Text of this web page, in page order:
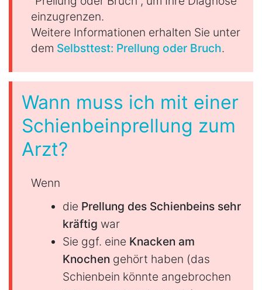
einzugrenzen.
Weitere Informationen erhalten Sie unter
dem Selbsttest: Prellung oder Bruch.
Wann muss ich mit einer
Schienbeinprellung zum
Arzt?
Wenn
die Prellung des Schienbeins sehr
kräftig war
Sie ggf. eine Knacken am
Knochen gehört haben (das
Schienbein könnte angebrochen